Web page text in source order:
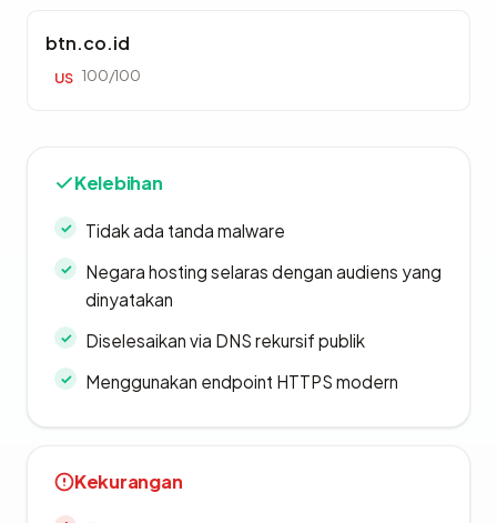
btn.co.id
US 100/100
Kelebihan
Tidak ada tanda malware
Negara hosting selaras dengan audiens yang
dinyatakan
Diselesaikan via DNS rekursif publik
Menggunakan endpoint HTTPS modern
Kekurangan